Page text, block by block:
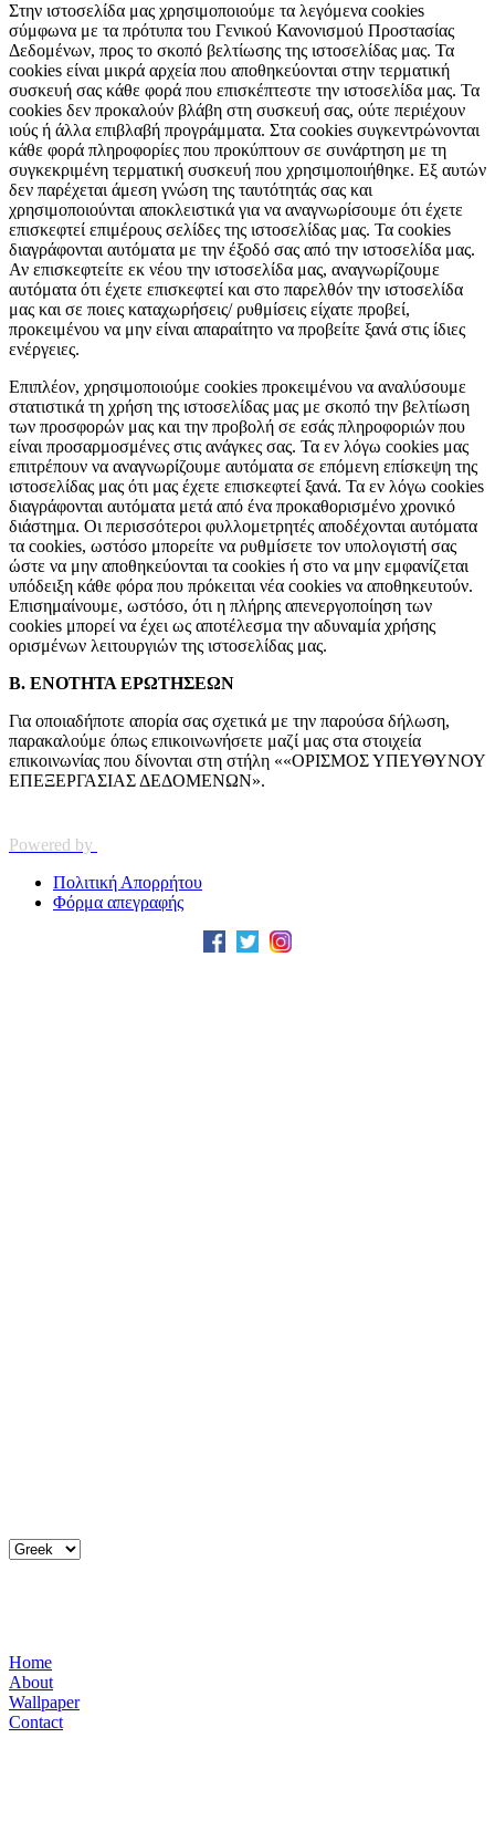
Στην ιστοσελίδα μας χρησιμοποιούμε τα λεγόμενα cookies
σύμφωνα με τα πρότυπα του Γενικού Κανονισμού Προστασίας
Δεδομένων, προς το σκοπό βελτίωσης της ιστοσελίδας μας. Τα
cookies είναι μικρά αρχεία που αποθηκεύονται στην τερματική
συσκευή σας κάθε φορά που επισκέπτεστε την ιστοσελίδα μας. Τα
cookies δεν προκαλούν βλάβη στη συσκευή σας, ούτε περιέχουν
ιούς ή άλλα επιβλαβή προγράμματα. Στα cookies συγκεντρώνονται
κάθε φορά πληροφορίες που προκύπτουν σε συνάρτηση με τη
συγκεκριμένη τερματική συσκευή που χρησιμοποιήθηκε. Εξ αυτών
δεν παρέχεται άμεση γνώση της ταυτότητάς σας και
χρησιμοποιούνται αποκλειστικά για να αναγνωρίσουμε ότι έχετε
επισκεφτεί επιμέρους σελίδες της ιστοσελίδας μας. Τα cookies
διαγράφονται αυτόματα με την έξοδό σας από την ιστοσελίδα μας.
Αν επισκεφτείτε εκ νέου την ιστοσελίδα μας, αναγνωρίζουμε
αυτόματα ότι έχετε επισκεφτεί και στο παρελθόν την ιστοσελίδα
μας και σε ποιες καταχωρήσεις/ ρυθμίσεις είχατε προβεί,
προκειμένου να μην είναι απαραίτητο να προβείτε ξανά στις ίδιες
ενέργειες.
Επιπλέον, χρησιμοποιούμε cookies προκειμένου να αναλύσουμε
στατιστικά τη χρήση της ιστοσελίδας μας με σκοπό την βελτίωση
των προσφορών μας και την προβολή σε εσάς πληροφοριών που
είναι προσαρμοσμένες στις ανάγκες σας. Τα εν λόγω cookies μας
επιτρέπουν να αναγνωρίζουμε αυτόματα σε επόμενη επίσκεψη της
ιστοσελίδας μας ότι μας έχετε επισκεφτεί ξανά. Τα εν λόγω cookies
διαγράφονται αυτόματα μετά από ένα προκαθορισμένο χρονικό
διάστημα. Οι περισσότεροι φυλλομετρητές αποδέχονται αυτόματα
τα cookies, ωστόσο μπορείτε να ρυθμίσετε τον υπολογιστή σας
ώστε να μην αποθηκεύονται τα cookies ή στο να μην εμφανίζεται
υπόδειξη κάθε φόρα που πρόκειται νέα cookies να αποθηκευτούν.
Επισημαίνουμε, ωστόσο, ότι η πλήρης απενεργοποίηση των
cookies μπορεί να έχει ως αποτέλεσμα την αδυναμία χρήσης
ορισμένων λειτουργιών της ιστοσελίδας μας.
Β. ΕΝΟΤΗΤΑ ΕΡΩΤΗΣΕΩΝ
Για οποιαδήποτε απορία σας σχετικά με την παρούσα δήλωση,
παρακαλούμε όπως επικοινωνήσετε μαζί μας στα στοιχεία
επικοινωνίας που δίνονται στη στήλη ««ΟΡΙΣΜΟΣ ΥΠΕΥΘΥΝΟΥ
ΕΠΕΞΕΡΓΑΣΙΑΣ ΔΕΔΟΜΕΝΩΝ».
Powered by
Πολιτική Απορρήτου
Φόρμα απεγραφής
Home
About
Wallpaper
Contact